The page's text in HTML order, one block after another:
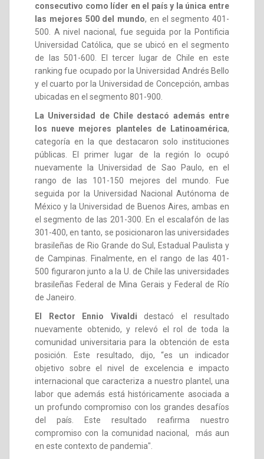
consecutivo como líder en el país y la única entre
las mejores 500 del mundo, en el segmento 401-
500. A nivel nacional, fue seguida por la Pontificia
Universidad Católica, que se ubicó en el segmento
de las 501-600. El tercer lugar de Chile en este
ranking fue ocupado por la Universidad Andrés Bello
y el cuarto por la Universidad de Concepción, ambas
ubicadas en el segmento 801-900.
La Universidad de Chile destacó además entre
los nueve mejores planteles de Latinoamérica,
categoría en la que destacaron solo instituciones
públicas. El primer lugar de la región lo ocupó
nuevamente la Universidad de Sao Paulo, en el
rango de las 101-150 mejores del mundo. Fue
seguida por la Universidad Nacional Autónoma de
México y la Universidad de Buenos Aires, ambas en
el segmento de las 201-300. En el escalafón de las
301-400, en tanto, se posicionaron las universidades
brasileñas de Rio Grande do Sul, Estadual Paulista y
de Campinas. Finalmente, en el rango de las 401-
500 figuraron junto a la U. de Chile las universidades
brasileñas Federal de Mina Gerais y Federal de Río
de Janeiro.
El Rector Ennio Vivaldi destacó el resultado
nuevamente obtenido, y relevó el rol de toda la
comunidad universitaria para la obtención de esta
posición. Este resultado, dijo, “es un indicador
objetivo sobre el nivel de excelencia e impacto
internacional que caracteriza a nuestro plantel, una
labor que además está históricamente asociada a
un profundo compromiso con los grandes desafíos
del país. Este resultado reafirma nuestro
compromiso con la comunidad nacional, más aun
en este contexto de pandemia".